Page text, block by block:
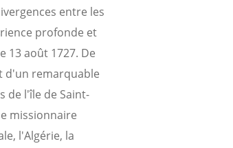
entre les
profonde et
13 août 1727. De
d'un remarquable
de l'île de Saint-
missionnaire
l'Algérie, la